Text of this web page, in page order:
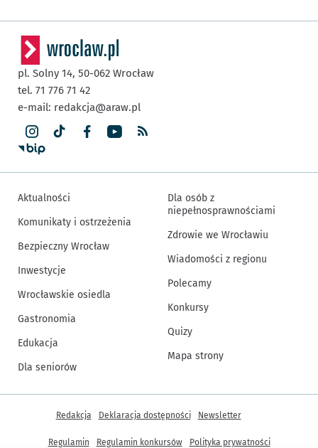
pl. Solny 14, 50-062 Wrocław
tel. 71 776 71 42
e-mail: redakcja@araw.pl
Aktualności
Komunikaty i ostrzeżenia
Bezpieczny Wrocław
Inwestycje
Wrocławskie osiedla
Gastronomia
Edukacja
Dla seniorów
Dla osób z
niepełnosprawnościami
Zdrowie we Wrocławiu
Wiadomości z regionu
Polecamy
Konkursy
Quizy
Mapa strony
Inne informacje
Redakcja Deklaracja dostępności Newsletter
Regulamin Regulamin konkursów Polityka prywatności